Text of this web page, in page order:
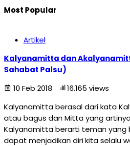
Most Popular
Artikel
Kalyanamitta dan
Sahabat Palsu)
10 Feb 2018
16.165 views
Kalyanamitta berasal dari kata
atau bagus dan Mitta yang
Kalyanamitta berarti teman yang
dapat menjadikan diri kita selalu